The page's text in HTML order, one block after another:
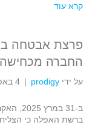
קרא עוד
פרצת אבטחה
החברה מכחישה
על ידי prodigy
| 4 באפריל 2025
ברשת האפלה כי הצליח